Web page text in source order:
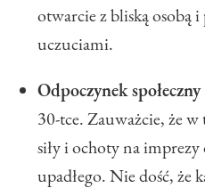
otwarcie z bliską osobą
uczuciami.
Odpoczynek społeczny
30-tce. Zauważcie, że
siły i ochoty na
upadłego. Nie dość, że